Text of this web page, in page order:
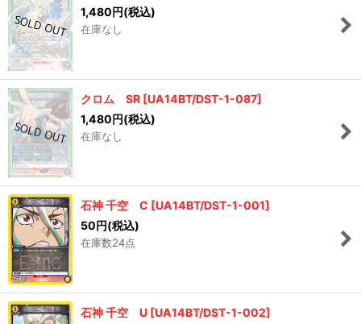
1,480円(税込)
在庫なし
クロム SR [UA14BT/DST-1-087]
1,480円(税込)
在庫なし
石神 千空 C [UA14BT/DST-1-001]
50円(税込)
在庫数24点
石神 千空 U [UA14BT/DST-1-002]